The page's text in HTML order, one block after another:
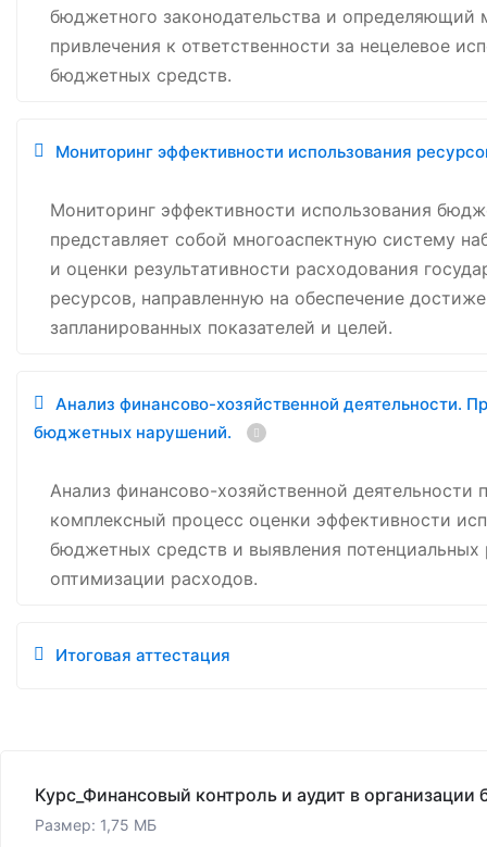
бюджетного законодательства и определяющий
привлечения к ответственности за нецелевое
бюджетных средств.
Мониторинг эффективности использования
Мониторинг эффективности использования
представляет собой многоаспектную систему
и оценки результативности расходования
ресурсов, направленную на обеспечение
запланированных показателей и целей.
Анализ финансово-хозяйственной деятельности.
бюджетных нарушений.
Анализ финансово-хозяйственной деятельности
комплексный процесс оценки эффективности
бюджетных средств и выявления потенциальных
оптимизации расходов.
Итоговая аттестация
Размер: 1,75 МБ